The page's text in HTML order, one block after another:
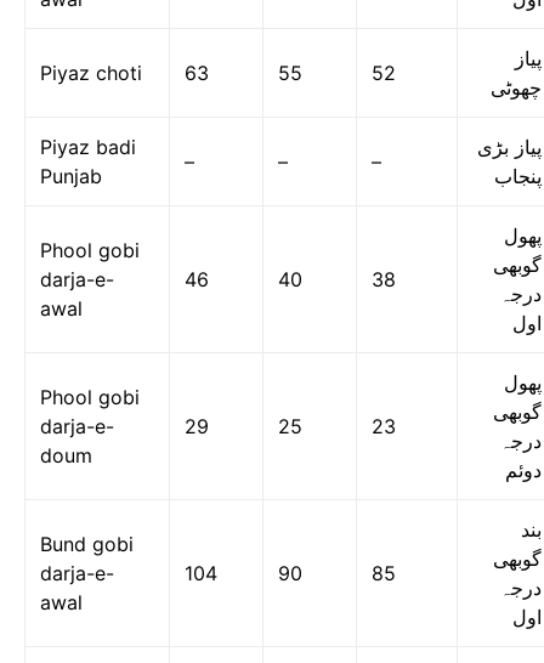
Piyaz choti 63 55 52
پیاز
چھوٹی
Piyaz badi
Punjab
– – –
پیاز بڑی
پنجاب
Phool gobi
darja-e-
awal
46 40 38
پھول
گوبھی
درجہ
اول
Phool gobi
darja-e-
doum
29 25 23
پھول
گوبھی
درجہ
دوئم
Bund gobi
darja-e-
awal
104 90 85
بند
گوبھی
درجہ
اول